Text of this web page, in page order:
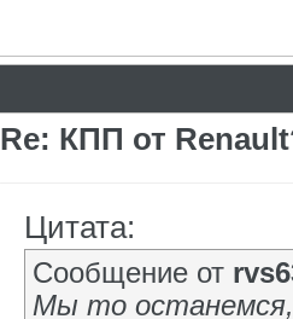
Re: КПП от
Цитата:
Сообщение от
Мы то останемся,